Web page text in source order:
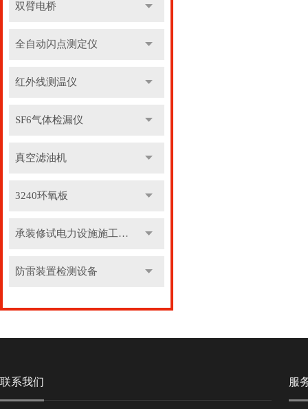
双臂电桥
全自动闪点测定仪
红外线测温仪
SF6气体检漏仪
真空滤油机
3240环氧板
承装修试电力设施施工机具
防雷装置检测设备
联系我们 服